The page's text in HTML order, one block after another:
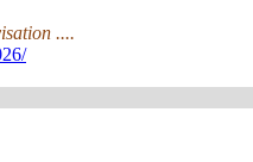
....